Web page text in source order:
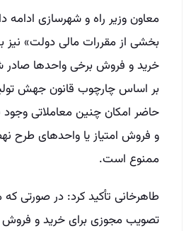
معاون وزیر راه و شهرسازی ادامه
بخشی از مقررات مالی دولت»
خرید و فروش برخی واحدها صادر
بر اساس چارچوب قانون جهش
حاضر امکان چنین معاملاتی وجود
و فروش امتیاز یا واحدهای
ممنوع است.
طاهرخانی تأکید کرد: در صورتی
تصویب مجوزی برای خرید و فروش